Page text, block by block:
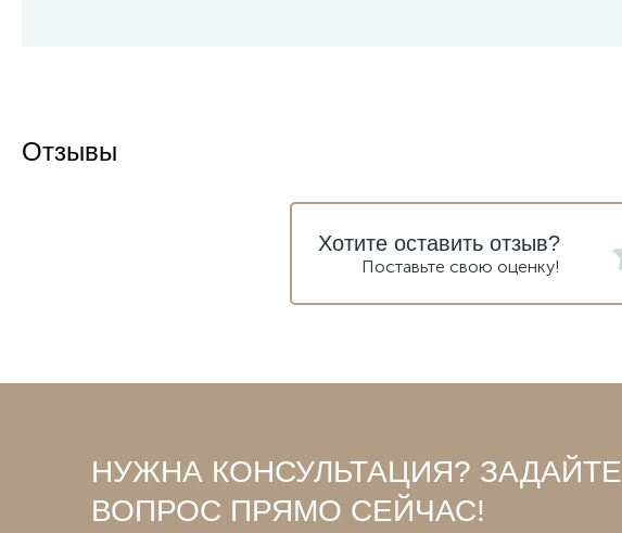
Отзывы
Хотите оставить отзыв?
Поставьте свою оценку!
НУЖНА КОНСУЛЬТАЦИЯ? ЗАДАЙТЕ
ВОПРОС ПРЯМО СЕЙЧАС!